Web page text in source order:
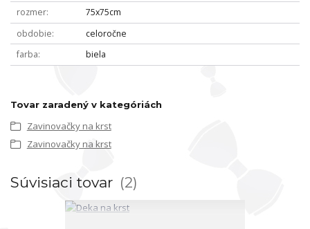
rozmer
75x75cm
obdobie
celoročne
farba
biela
Tovar zaradený v kategóriách
Zavinovačky na krst
Zavinovačky na krst
Súvisiaci tovar 2